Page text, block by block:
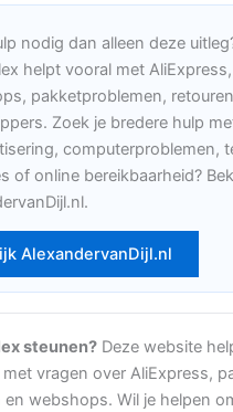
nodig dan alleen deze
helpt vooral met
pakketproblemen,
Zoek je bredere hulp
computerproblemen,
of online bereikbaarheid?
AlexandervanDijl.nl
steunen? Deze website
vragen over AliExpress,
en webshops. Wil je helpen